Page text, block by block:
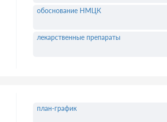
обоснование НМЦК
лекарственные препараты
план-график